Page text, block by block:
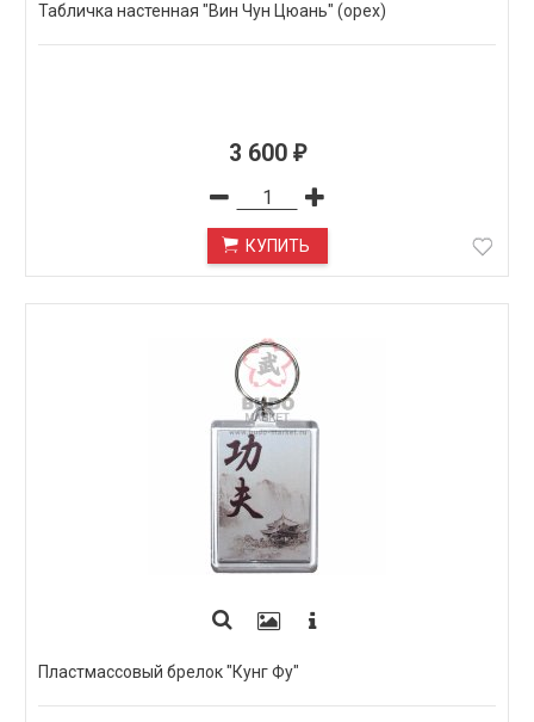
Табличка настенная "Вин Чун Цюань" (орех)
3 600 ₽
КУПИТЬ
Пластмассовый брелок "Кунг Фу"